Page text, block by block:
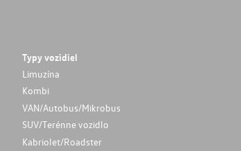
Typy vozidiel
Limuzína
Kombi
VAN/Autobus/Mikrobus
SUV/Terénne vozidlo
Kabriolet/Roadster